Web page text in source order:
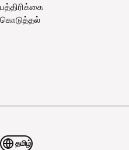
பத்திரிக்கை
கொடுத்தல்
தமிழ்